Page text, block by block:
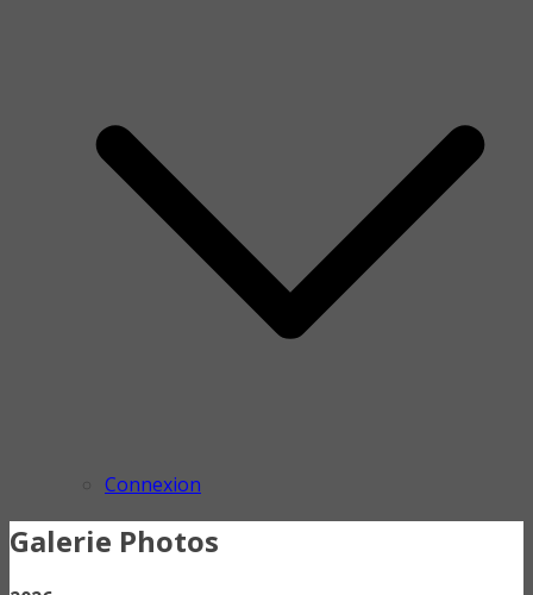
Connexion
Galerie Photos